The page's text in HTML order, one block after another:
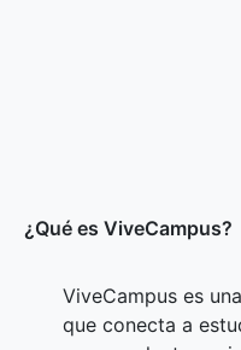
¿Qué es ViveCampus?
ViveCampus es
que conecta a